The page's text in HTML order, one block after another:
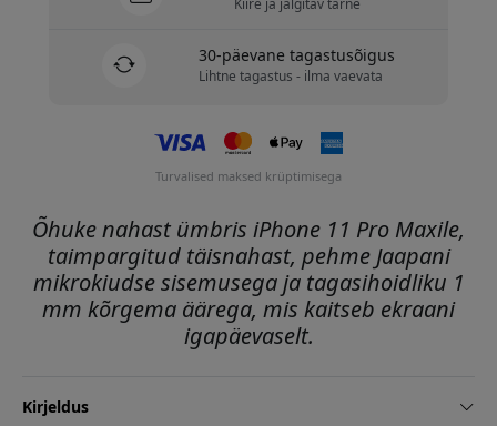
Kiire ja jälgitav tarne
30-päevane tagastusõigus
Lihtne tagastus - ilma vaevata
Turvalised maksed krüptimisega
Õhuke nahast ümbris iPhone 11 Pro Maxile,
taimpargitud täisnahast, pehme Jaapani
mikrokiudse sisemusega ja tagasihoidliku 1
mm kõrgema äärega, mis kaitseb ekraani
igapäevaselt.
Kirjeldus